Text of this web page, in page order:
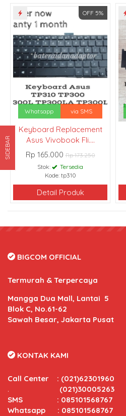
OFF 5%
Whatsapp via SMS
Keyboard Replacement
Asus Vivobook Fli....
Rp 165.000Rp 173.250
Stok:
Tersedia
Kode: tp310
Detail Produk
SIDEBAR
BIGCOM OFFICIAL
Termurah & Terpercaya
Mangga Dua Mall, Lantai 5
Blok C, No.61-62
Sawah Besar, Jakarta Pusat
KONTAK KAMI
Call Center : (021)62301960
. (021)30005263
SMS : 085101568767
Whatsapp : 085101568767